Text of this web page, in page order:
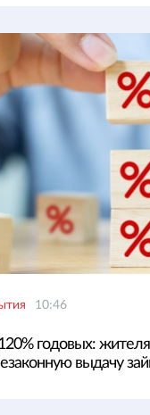
10:46
годовых:
выдачу